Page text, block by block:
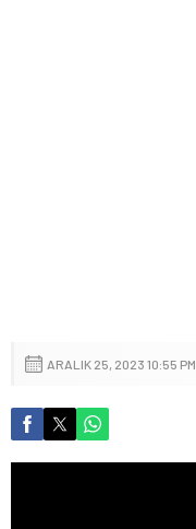
ARALIK 25, 2023 10:55 PM